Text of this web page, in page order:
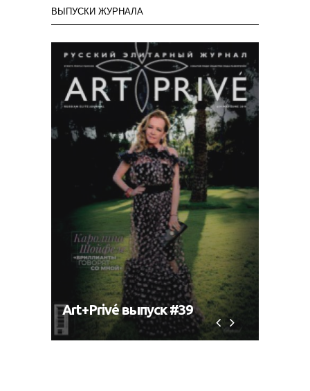
ВЫПУСКИ ЖУРНАЛА
Art+Privé выпуск #39